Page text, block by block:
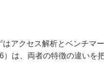
アクセス解析とベンチマ
は、両者の特徴の違いを